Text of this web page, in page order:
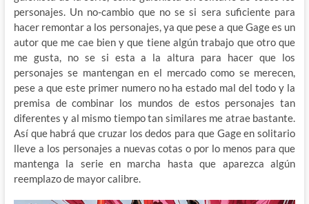
personajes. Un no-cambio que no se si sera suficiente para
hacer remontar a los personajes, ya que pese a que Gage es un
autor que me cae bien y que tiene algún trabajo que otro que
me gusta, no se si esta a la altura para hacer que los
personajes se mantengan en el mercado como se merecen,
pese a que este primer numero no ha estado mal del todo y la
premisa de combinar los mundos de estos personajes tan
diferentes y al mismo tiempo tan similares me atrae bastante.
Así que habrá que cruzar los dedos para que Gage en solitario
lleve a los personajes a nuevas cotas o por lo menos para que
mantenga la serie en marcha hasta que aparezca algún
reemplazo de mayor calibre.